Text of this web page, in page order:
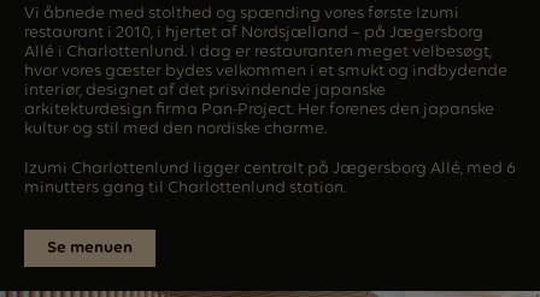
Vi åbnede med stolthed og spænding vores første Izumi
restaurant i 2010, i hjertet af Nordsjælland – på Jægersborg
Allé i Charlottenlund. I dag er restauranten meget velbesøgt,
hvor vores gæster bydes velkommen i et smukt og indbydende
interiør, designet af det prisvindende japanske
arkitekturdesign firma Pan-Project. Her forenes den japanske
kultur og stil med den nordiske charme.
Izumi Charlottenlund ligger centralt på Jægersborg Allé, med 6
minutters gang til Charlottenlund station.
Se menuen